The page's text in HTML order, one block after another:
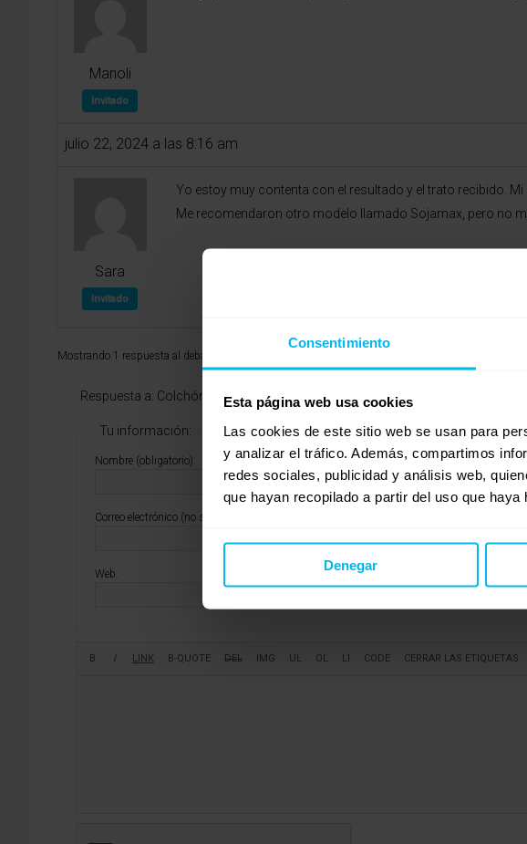
Consentimiento
Esta página web usa cookies
Las cookies de este sitio web se usan para
y analizar el tráfico. Además, compartimos
redes sociales, publicidad y análisis web,
que hayan recopilado a partir del uso que haya
Denegar
Manoli
Invitado
julio 22, 2024 a las 8:16 am
Sara
Invitado
Yo estoy muy contenta con el resultado y el trato recibido.
Me recomendaron otro modelo llamado Sojamax, pero no
Mostrando 1 respuesta al debate
Respuesta a: Colchón firme
Tu información:
Nombre (obligatorio):
Correo electrónico (no se publicará) (obligatorio):
Web: